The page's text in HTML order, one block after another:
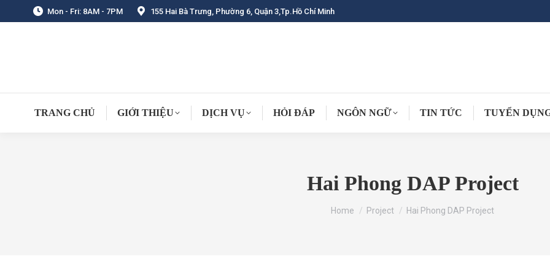
Mon - Fri: 8AM - 7PM 155 Hai Bà Trưng, Phường 6, Quận 3,Tp.Hồ Chí Minh
TRANG CHỦ GIỚI THIỆU DỊCH VỤ HỎI ĐÁP NGÔN NGỮ TIN TỨC TUYỂN
Hai Phong DAP Project
You are here:
Home Project Hai Phong DAP Project